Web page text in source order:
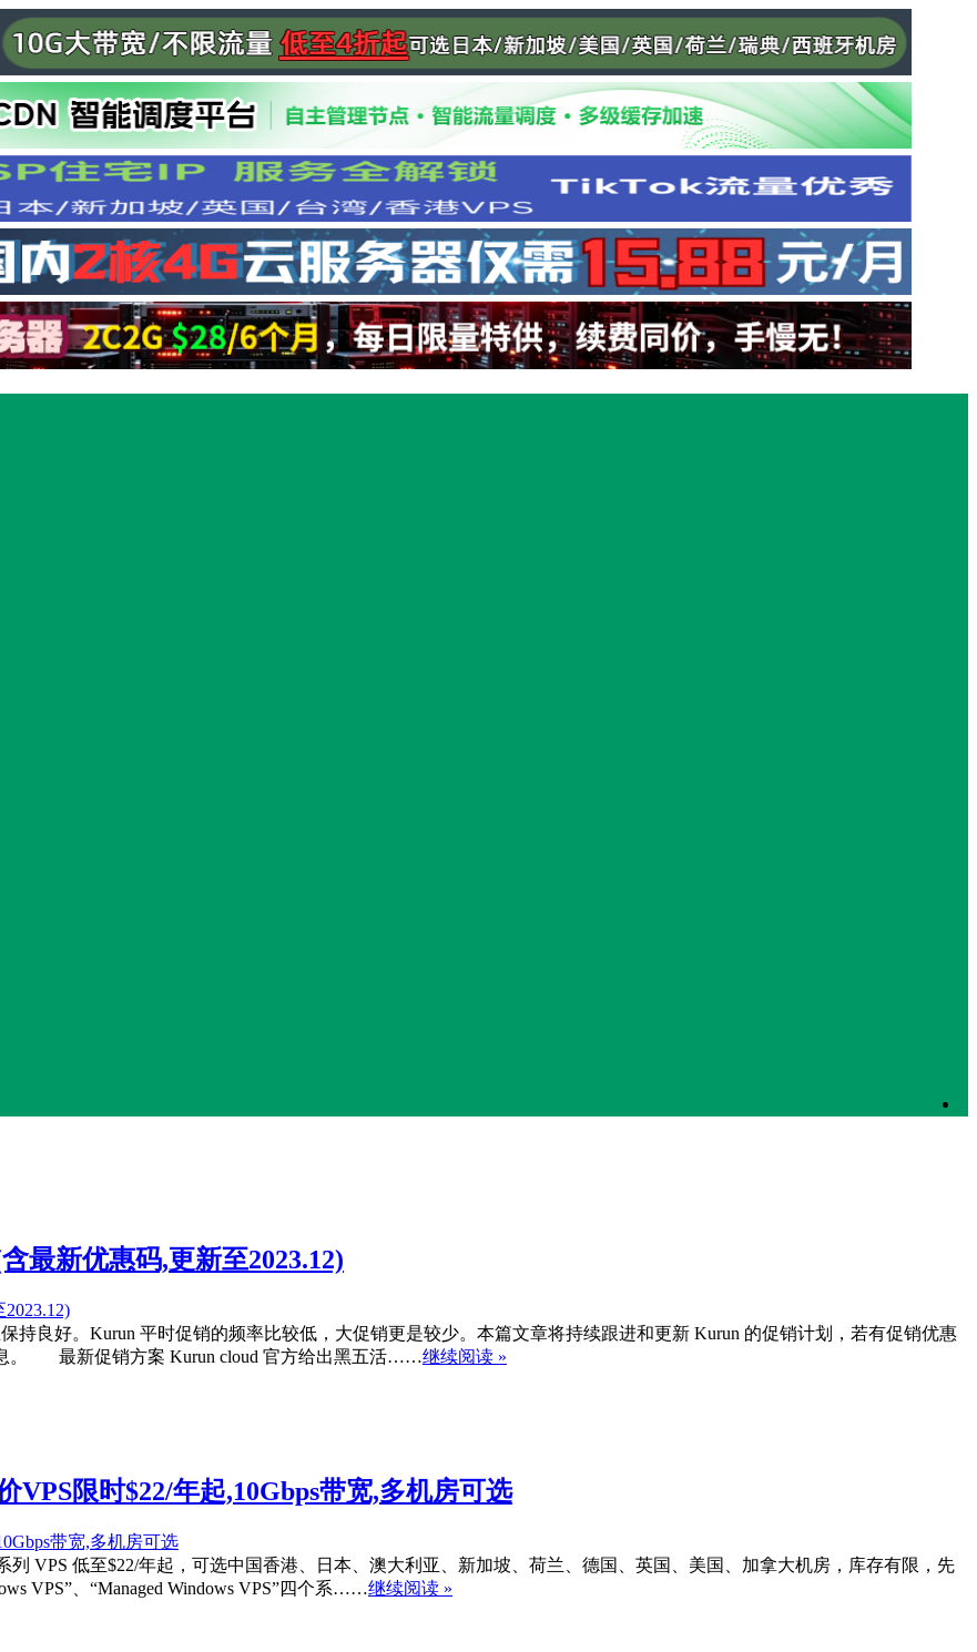
最新优惠码,更新至2023.12)
持良好。Kurun 平时促销的频率比较低，大促销更是较少。本篇文章将持续跟进和更新 Kurun 的促销计划，若有促销优惠
。 最新促销方案 Kurun cloud 官方给出黑五活……继续阅读 »
VPS限时$22/年起,10Gbps带宽,多机房可选
列 VPS 低至$22/年起，可选中国香港、日本、澳大利亚、新加坡、荷兰、德国、英国、美国、加拿大机房，库存有限，先
VPS”、“Managed Windows VPS”四个系……继续阅读 »